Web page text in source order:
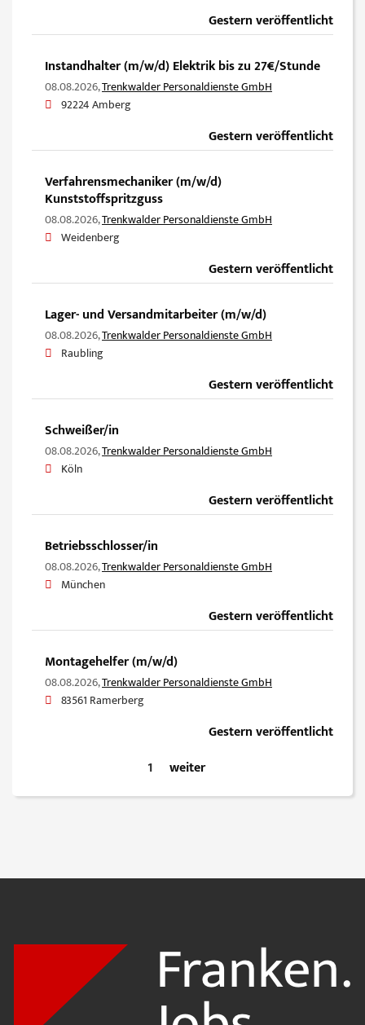
Gestern veröffentlicht
Instandhalter (m/w/d) Elektrik bis zu 27€/Stunde
08.08.2026,Trenkwalder Personaldienste GmbH
92224 Amberg
Gestern veröffentlicht
Verfahrensmechaniker (m/w/d)
Kunststoffspritzguss
08.08.2026,Trenkwalder Personaldienste GmbH
Weidenberg
Gestern veröffentlicht
Lager- und Versandmitarbeiter (m/w/d)
08.08.2026,Trenkwalder Personaldienste GmbH
Raubling
Gestern veröffentlicht
Schweißer/in
08.08.2026,Trenkwalder Personaldienste GmbH
Köln
Gestern veröffentlicht
Betriebsschlosser/in
08.08.2026,Trenkwalder Personaldienste GmbH
München
Gestern veröffentlicht
Montagehelfer (m/w/d)
08.08.2026,Trenkwalder Personaldienste GmbH
83561 Ramerberg
Gestern veröffentlicht
1
weiter